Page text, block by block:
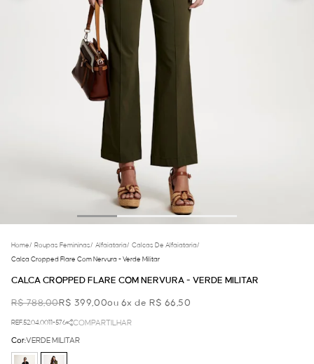
Home/ Roupas Femininas/ Alfaiataria/ Calcas De Alfaiataria/
Calca Cropped Flare Com Nervura - Verde Militar
CALCA CROPPED FLARE COM NERVURA - VERDE MILITAR
R$ 788,00R$ 399,00ou 6x de R$ 66,50
REF.52.04.0011-576 COMPARTILHAR
Cor:VERDE MILITAR